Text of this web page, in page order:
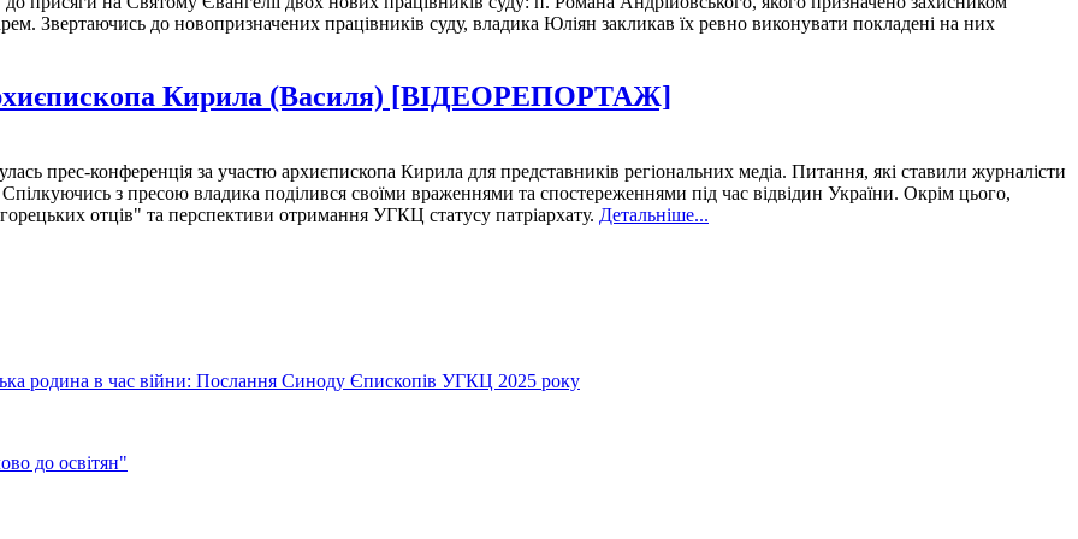
Звертаючись до новопризначених працівників суду, владика Юліян закликав їх ревно виконувати покладені на них
архиєпископа Кирила (Василя) [ВІДЕОРЕПОРТАЖ]
прес-конференція за участю архиєпископа Кирила для представників регіональних медіа. Питання, які ставили журналісти
з пресою владика поділився своїми враженнями та спостереженнями під час відвідин України. Окрім цього,
отців" та перспективи отримання УГКЦ статусу патріархату. Детальніше...
родина в час війни: Послання Синоду Єпископів УГКЦ 2025 року
до освітян"